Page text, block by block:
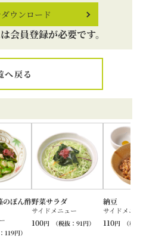
ウンロード
会員登録が必要です。
へ戻る
のぽん酢
119円）
野菜サラダ
サイドメニュー
100円 （税抜：91円）
納豆
サイドメニ
110円 （税